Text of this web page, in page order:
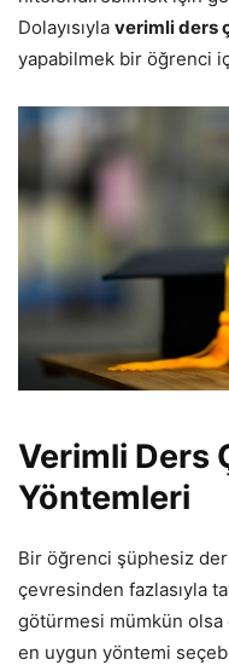
Dolayısıyla verimli ders
yapabilmek bir öğrenci
Verimli Ders
Yöntemleri
Bir öğrenci şüphesiz
çevresinden fazlasıyla
götürmesi mümkün
en uygun yöntemi